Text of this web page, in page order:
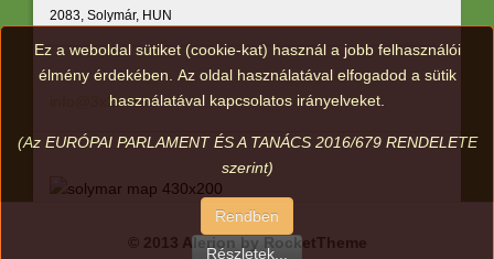
2083, Solymár, HUN
info@3x2s.hu
© 2013 Alerion by RocketTheme
Ez a weboldal sütiket (cookie-kat) használ a jobb felhasználói
élmény érdekében. Az oldal használatával elfogadod a sütik
használatával kapcsolatos irányelveket.
(Az EURÓPAI PARLAMENT ÉS A TANÁCS 2016/679 RENDELETE
szerint)
Rendben
Részletek...